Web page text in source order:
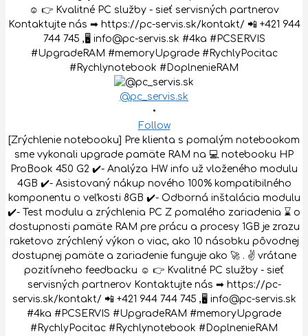
@pc_servis.sk
•
Follow
[Zrýchlenie notebooku] Pre klienta s pomalým notebookom
sme vykonali upgrade pamäte RAM na 💻 notebooku HP
ProBook 450 G2 ✔️- Analýza HW info už vloženého modulu
4GB ✔️- Asistovaný nákup nového 100% kompatibilného
komponentu o veľkosti 8GB ✔️- Odborná inštalácia modulu
✔️- Test modulu a zrýchlenia PC Z pomalého zariadenia ⌛ o
dostupnosti pamäte RAM pre prácu a procesy 1GB je zrazu
raketovo zrýchlený výkon o viac, ako 10 násobku pôvodnej
dostupnej pamäte a zariadenie funguje ako 🚀 . ✌️ vrátane
pozitívneho feedbacku ☺️ 👉 Kvalitné PC služby - sieť
servisných partnerov Kontaktujte nás ➡ https://pc-
servis.sk/kontakt/ 📲 +421 944 744 745 ,🖥 info@pc-servis.sk
#4ka #PCSERVIS #UpgradeRAM #memoryUpgrade
#RychlyPocitac #Rychlynotebook #DoplnenieRAM